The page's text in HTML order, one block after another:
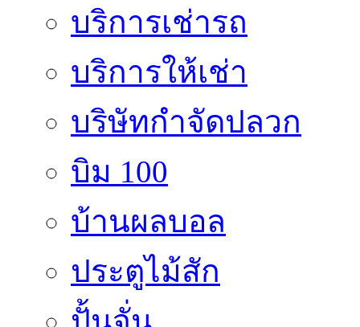
บริการเช่ารถ
บริการให้เช่า
บริษัทกำจัดปลวก
บิม 100
บ้านผลบอล
ประตูไม้สัก